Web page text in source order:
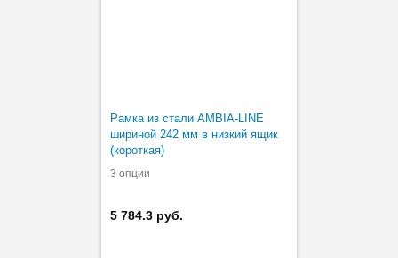
Рамка из стали AMBIA-LINE
шириной 242 мм в низкий ящик
(короткая)
3 опции
5 784.3 руб.